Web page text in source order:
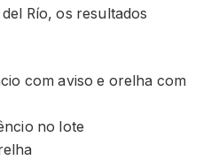
Río, os resultados
com aviso e orelha com
no lote